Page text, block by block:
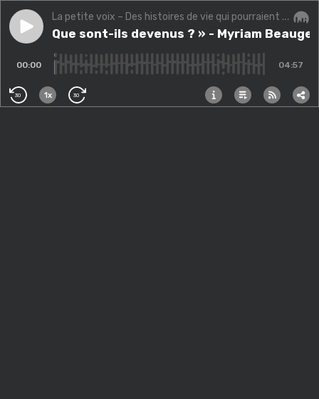
Play episodeBonus « Que sont-ils devenus ? » - Myriam
La petite voix – Des histoires de vie qui pourraient changer la vôtre.
« Que sont-ils devenus ? » - Myriam
00:00 04:57
30 1x 30